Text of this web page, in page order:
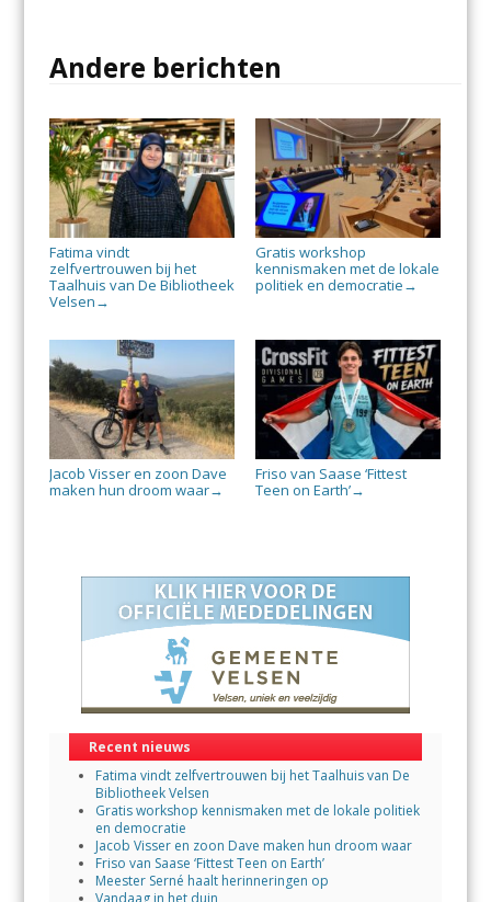
Andere berichten
Fatima vindt
zelfvertrouwen bij het
Taalhuis van De Bibliotheek
Velsen →
Gratis workshop
kennismaken met de lokale
politiek en democratie →
Jacob Visser en zoon Dave
maken hun droom waar→
Friso van Saase ‘Fittest
Teen on Earth’→
Recent nieuws
Fatima vindt zelfvertrouwen bij het Taalhuis van De
Bibliotheek Velsen
Gratis workshop kennismaken met de lokale politiek
en democratie
Jacob Visser en zoon Dave maken hun droom waar
Friso van Saase ‘Fittest Teen on Earth’
Meester Serné haalt herinneringen op
Vandaag in het duin